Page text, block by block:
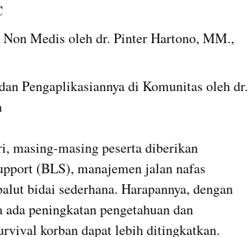
Non Medis oleh dr. Pinter Hartono, MM.,
Pengaplikasiannya di Komunitas oleh dr.
masing-masing peserta diberikan
(BLS), manajemen jalan nafas
bidai sederhana. Harapannya, dengan
peningkatan pengetahuan dan
korban dapat lebih ditingkatkan.